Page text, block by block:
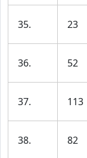
35. 23
36. 52
37. 113
38. 82